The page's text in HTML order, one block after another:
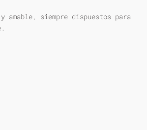
siempre dispuestos para